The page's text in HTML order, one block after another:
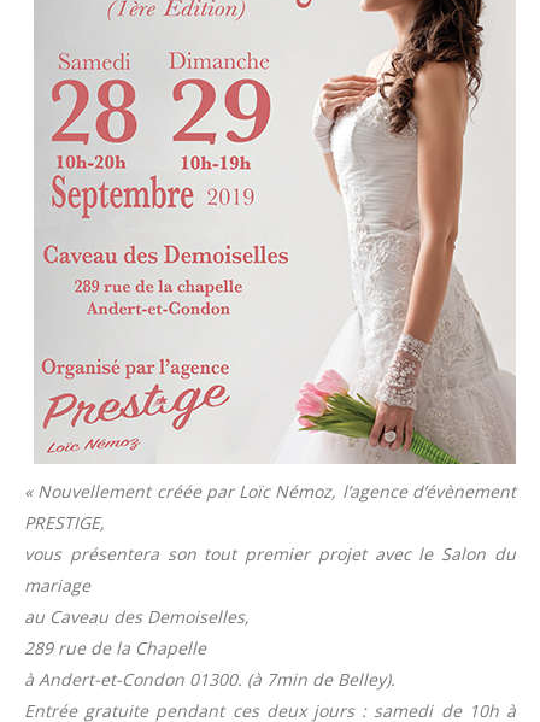
« Nouvellement créée par Loïc Némoz, l’agence d’évènement
PRESTIGE,
vous présentera son tout premier projet avec le Salon du
mariage
au Caveau des Demoiselles,
289 rue de la Chapelle
à Andert-et-Condon 01300. (à 7min de Belley).
Entrée gratuite pendant ces deux jours : samedi de 10h à